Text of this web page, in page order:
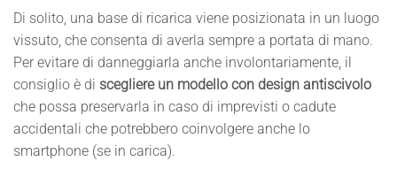
Di solito, una base di ricarica viene posizionata in un luogo
vissuto, che consenta di averla sempre a portata di mano.
Per evitare di danneggiarla anche involontariamente, il
consiglio è di scegliere un modello con design antiscivolo
che possa preservarla in caso di imprevisti o cadute
accidentali che potrebbero coinvolgere anche lo
smartphone (se in carica).